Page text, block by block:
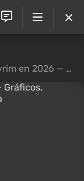
Misiones, Magia y Armadura